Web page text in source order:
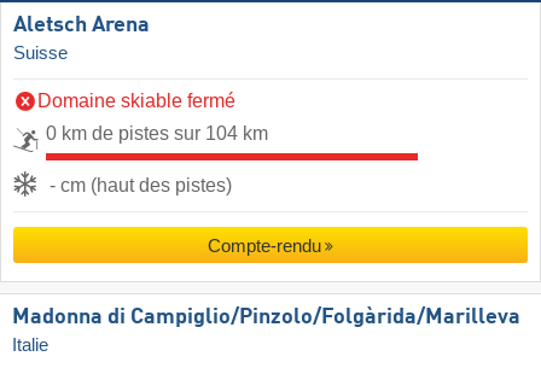
Aletsch Arena
Suisse
Domaine skiable fermé
0 km de pistes sur 104 km
- cm (haut des pistes)
Compte-rendu
Madonna di Campiglio/​Pinzolo/​Folgàrida/​Marilleva
Italie